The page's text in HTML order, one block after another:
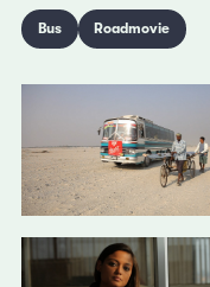
Bus Roadmovie